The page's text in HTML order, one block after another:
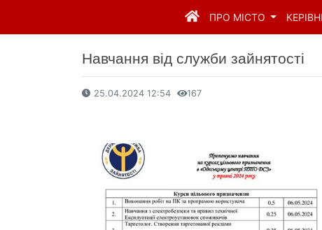
ПРО МІСТО
Навчання від служби зайнятості
25.04.2024 12:54 167